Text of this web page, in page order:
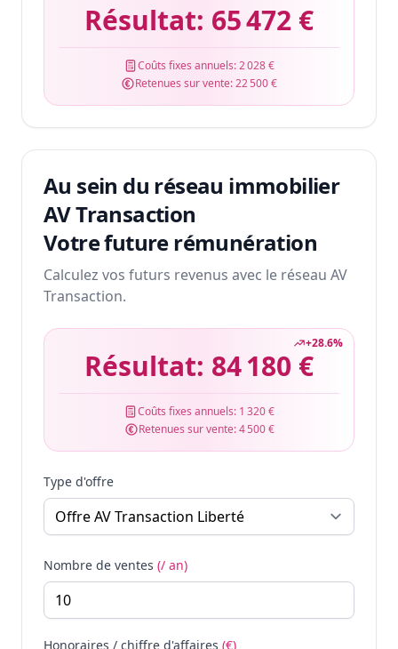
Résultat: 65 472 €
Coûts fixes annuels:2 028 €
Retenues sur vente:22 500 €
Au sein du réseau immobilier
AV Transaction
Votre future rémunération
Calculez vos futurs revenus avec le réseau AV
Transaction.
+28.6%
Résultat: 84 180 €
Coûts fixes annuels: 1 320 €
Retenues sur vente:4 500 €
Type d'offre
Nombre de ventes (/ an)
Honoraires / chiffre d'affaires (€)